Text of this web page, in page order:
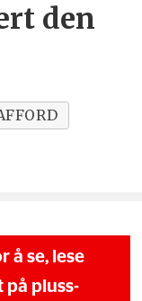
den
å se, lese
pluss-